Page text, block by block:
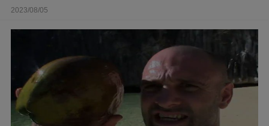
2023/08/05